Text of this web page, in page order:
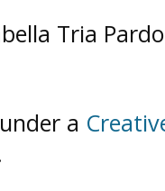
Tria
a